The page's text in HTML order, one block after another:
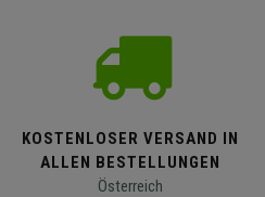
KOSTENLOSER VERSAND IN
ALLEN BESTELLUNGEN
Österreich